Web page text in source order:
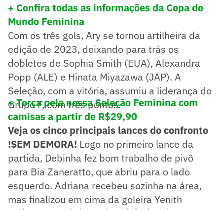
+ Confira todas as informações da Copa do
Mundo Feminina
Com os três gols, Ary se tornou artilheira da
edição de 2023, deixando para trás os
dobletes de Sophia Smith (EUA), Alexandra
Popp (ALE) e Hinata Miyazawa (JAP). A
Seleção, com a vitória, assumiu a liderança do
Grupo F, com três pontos.
+ Torça pela nossa Seleção Feminina com
camisas a partir de R$29,90
Veja os cinco principais lances do confronto
!SEM DEMORA! Logo no primeiro lance da
partida, Debinha fez bom trabalho de pivô
para Bia Zaneratto, que abriu para o lado
esquerdo. Adriana recebeu sozinha na área,
mas finalizou em cima da goleira Yenith